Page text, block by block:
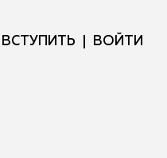
ВСТУПИТЬ ВОЙТИ